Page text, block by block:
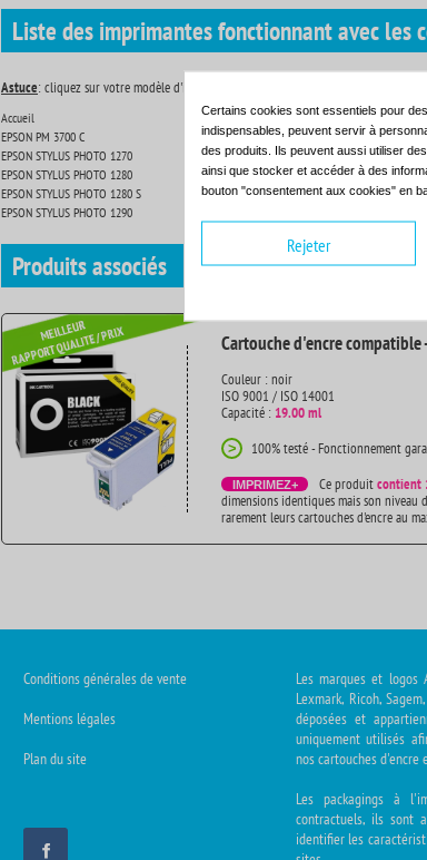
Liste des imprimantes fonctionnant avec les
Astuce: cliquez sur votre modèle d'imprimante pour découvrir d'un seul coup d'oeil
Accueil
EPSON PM 3700 C
EPSON STYLUS PHOTO 1270
EPSON STYLUS PHOTO 1280
EPSON STYLUS PHOTO 1280 S
EPSON STYLUS PHOTO 1290
EPSON STYLUS PHOTO 1290 S
EPSON STYLUS PHOTO 780
EPSON STYLUS PHOTO 780
EPSON STYLUS PHOTO 785
EPSON STYLUS PHOTO 785 EPX
Produitsassociés
Cartouche d'encre compatible
Couleur : noir
ISO 9001 / ISO 14001
Capacité : 19.00 ml
> 100% testé - Fonctionnement
IMPRIMEZ+ Ce produitcontient
dimensions identiques mais son niveau
rarement leurs cartouches d'encre au
Conditions générales de vente
Mentions légales
Plan du site
Les marques et logos
Lexmark, Ricoh,
déposées et
uniquement utilisés
nos cartouches d'encre
Les packagings à
contractuels, ils sont
identifier les
Certains cookies sont essentiels pour
indispensables, peuvent servir à
des produits. Ils peuvent aussi utiliser
ainsi que stocker et accéder à des
bouton "consentement aux cookies" en
Rejeter